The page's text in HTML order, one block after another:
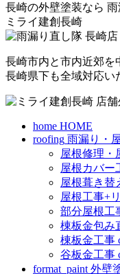
長崎の外壁塗装なら 雨
ミライ建創長崎
長崎市内と市内近郊を
長崎県下も全域対応い
home HOME
roofing 雨漏り・
屋根修理・
屋根カバー
屋根葺き替
屋根工事+
部分屋根工
棟板金包み
棟板金工事
谷板金工事
format_paint 外壁